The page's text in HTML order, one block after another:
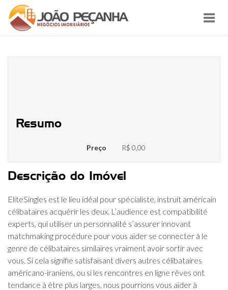
Resumo
Preço R$ 0,00
Descrição do Imóvel
EliteSingles est le lieu idéal pour spécialiste, instruit américain
célibataires acquérir les deux. L’audience est compatibilité
experts, qui utiliser un personnalité s’assurer innovant
matchmaking procédure pour vous aider se connecter à le
genre de célibataires similaires vraiment avoir sortir avec
vous. Si cela signifie satisfaisant divers autres célibataires
américano-iraniens, ou si les rencontres en ligne rêves ont
tendance à être plus larges, nous pourrions vous aider à